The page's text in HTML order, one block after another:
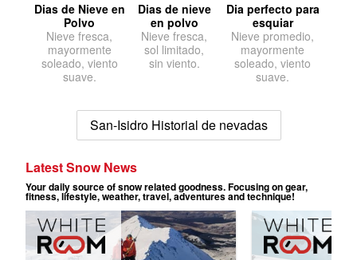
Dias de Nieve en
Polvo
Nieve fresca,
mayormente
soleado, viento
suave.
Dias de nieve
en polvo
Nieve fresca,
sol limitado,
sin viento.
Dia perfecto para
esquiar
Nieve promedio,
mayormente
soleado, viento
suave.
San-Isidro Historial de nevadas